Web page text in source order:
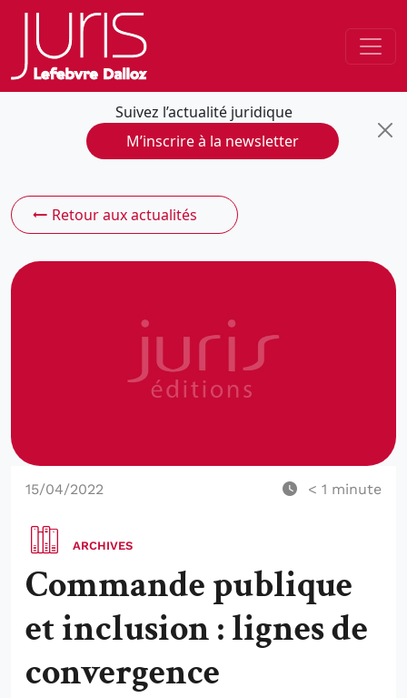
Suivez l’actualité juridique
M’inscrire à la newsletter
Retour aux actualités
15/04/2022 < 1 minute
ARCHIVES
Commande publique
et inclusion : lignes de
convergence